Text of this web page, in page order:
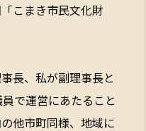
こまき市民文化財
長、私が副理事長と
で運営にあたること
他市町同様、地域に